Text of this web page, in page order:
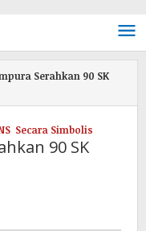
Serahkan 90 SK
Secara Simbolis
90 SK